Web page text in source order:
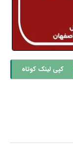
کپی لینک کوتاه